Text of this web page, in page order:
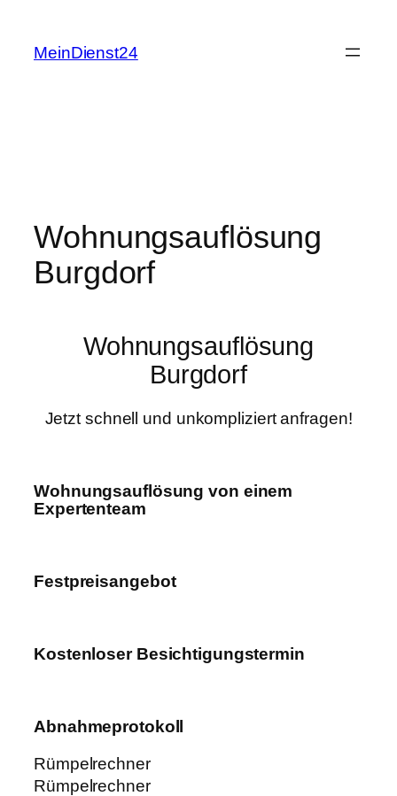
springen
MeinDienst24
Wohnungsauflösung
Burgdorf
Wohnungsauflösung
Burgdorf
Jetzt schnell und unkompliziert anfragen!
Wohnungsauflösung von einem
Expertenteam
Festpreisangebot
Kostenloser Besichtigungstermin
Abnahmeprotokoll
Rümpelrechner
Rümpelrechner